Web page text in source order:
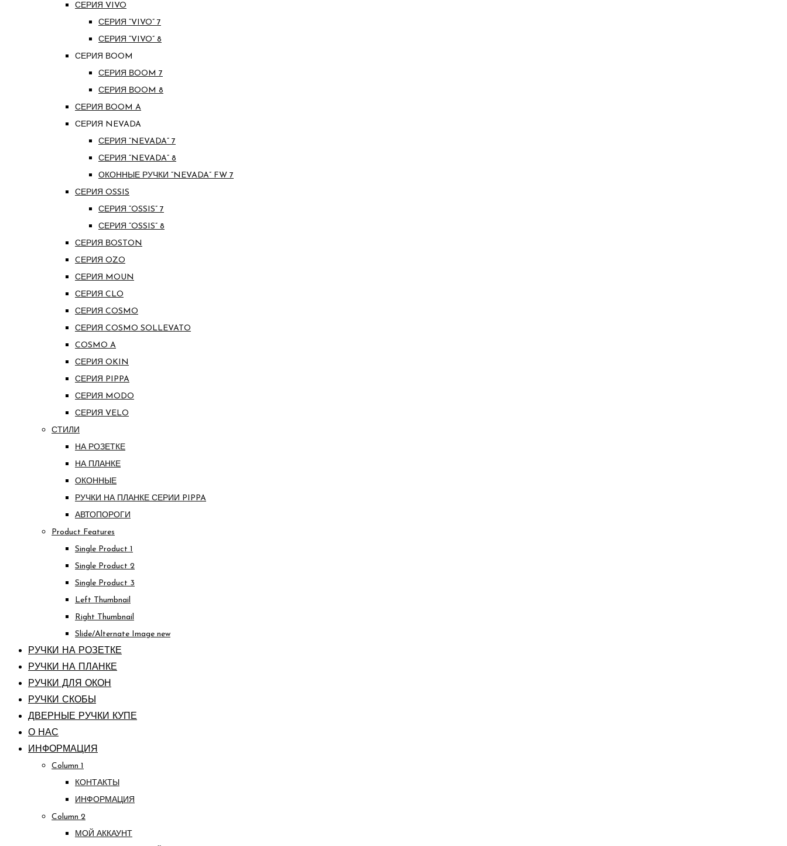
СЕРИЯ VIVO
СЕРИЯ “VIVO” 7
СЕРИЯ “VIVO” 8
СЕРИЯ ВOOM
СЕРИЯ ВOOM 7
СЕРИЯ ВOOM 8
СЕРИЯ ВOOM A
СЕРИЯ NEVADA
СЕРИЯ “NEVADA” 7
СЕРИЯ “NEVADA” 8
ОКОННЫЕ РУЧКИ “NEVADA” FW 7
СЕРИЯ OSSIS
СЕРИЯ “OSSIS” 7
СЕРИЯ “OSSIS” 8
СЕРИЯ ВOSTON
CЕРИЯ OZO
СЕРИЯ MOUN
СЕРИЯ CLO
СЕРИЯ COSMO
СЕРИЯ COSMO SOLLEVATO
COSMO A
СЕРИЯ OKIN
СЕРИЯ PIPPA
СЕРИЯ MODO
СЕРИЯ VELO
СТИЛИ
НА РОЗЕТКЕ
НА ПЛАНКЕ
ОКОННЫЕ
РУЧКИ НА ПЛАНКЕ СЕРИИ PIPPA
АВТОПОРОГИ
Product Features
Single Product 1
Single Product 2
Single Product 3
Left Thumbnail
Right Thumbnail
Slide/Alternate Image new
РУЧКИ НА РОЗЕТКЕ
РУЧКИ НА ПЛАНКЕ
РУЧКИ ДЛЯ ОКОН
РУЧКИ СКОБЫ
ДВЕРНЫЕ РУЧКИ КУПЕ
О НАС
ИНФОРМАЦИЯ
Column 1
КОНТАКТЫ
ИНФОРМАЦИЯ
Column 2
МОЙ АККАУНТ